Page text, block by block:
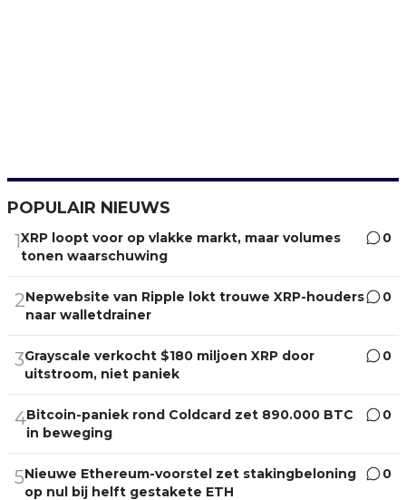
POPULAIR NIEUWS
1XRP loopt voor op vlakke markt, maar volumes
tonen waarschuwing
0
2Nepwebsite van Ripple lokt trouwe XRP-houders
naar walletdrainer
0
3Grayscale verkocht $180 miljoen XRP door
uitstroom, niet paniek
0
4Bitcoin-paniek rond Coldcard zet 890.000 BTC
in beweging
0
5Nieuwe Ethereum-voorstel zet stakingbeloning
op nul bij helft gestakete ETH
0